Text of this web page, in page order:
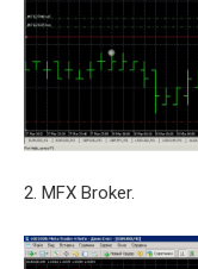
2. MFX Broker.